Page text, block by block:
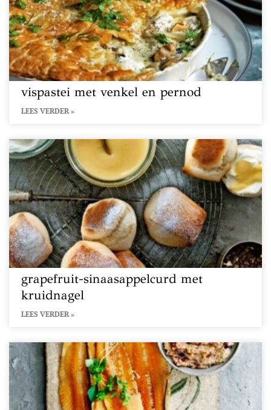
vispastei met venkel en pernod
LEES VERDER »
grapefruit-sinaasappelcurd met
kruidnagel
LEES VERDER »